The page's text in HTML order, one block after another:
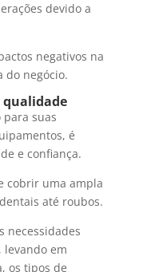
devido a
negativos na
do negócio.
qualidade
suas
é
e confiança.
cobrir uma ampla
até roubos.
necessidades
levando em
os tipos de